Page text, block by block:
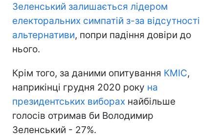
Зеленський залишається лідером
електоральних симпатій з-за відсутності
альтернативи, попри падіння довіри до
нього.
Крім того, за даними опитування КМІС,
наприкінці грудня 2020 року на
президентських виборах найбільше
голосів отримав би Володимир
Зеленський - 27%.